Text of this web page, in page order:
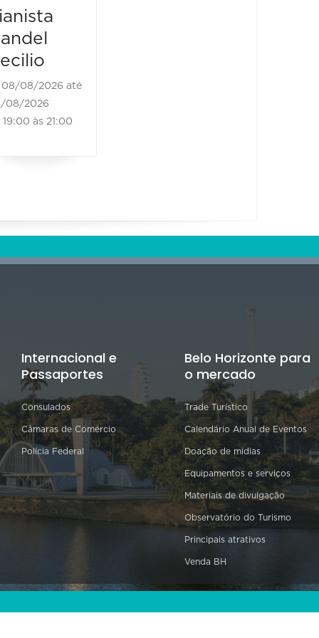
08/08/2026 até
08/2026
às 21:00
Internacional e
Passaportes
Consulados
Câmaras de Comércio
Polícia Federal
Belo Horizonte para
o mercado
Trade Turístico
Calendário Anual de Eventos
Doação de mídias
Equipamentos e serviços
Materiais de divulgação
Observatório do Turismo
Principais atrativos
Venda BH